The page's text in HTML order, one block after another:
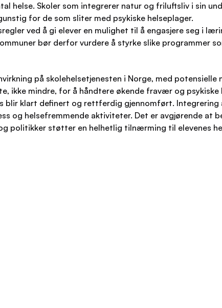
helse. Skoler som integrerer natur og friluftsliv i sin
for de som sliter med psykiske helseplager.
ved å gi elever en mulighet til å engasjere seg i
bør derfor vurdere å styrke slike programmer
på skolehelsetjenesten i Norge, med potensielle
ikke mindre, for å håndtere økende fravær og
klart definert og rettferdig gjennomført. Integrering
og helsefremmende aktiviteter. Det er avgjørende
politikker støtter en helhetlig tilnærming til elevenes